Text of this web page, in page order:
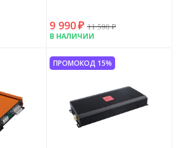
9 990₽ 11 590₽
В НАЛИЧИИ
ПРОМОКОД 15%